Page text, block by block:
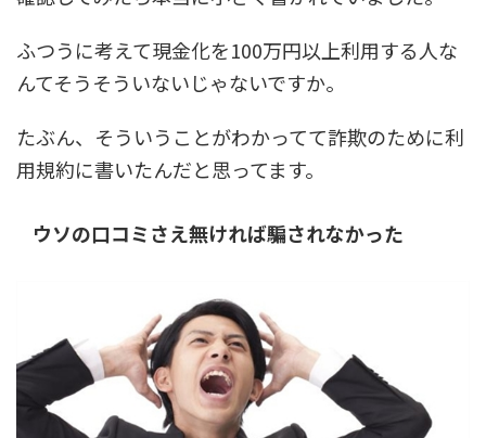
ふつうに考えて現金化を100万円以上利用する人な
んてそうそういないじゃないですか。
たぶん、そういうことがわかってて詐欺のために利
用規約に書いたんだと思ってます。
ウソの口コミさえ無ければ騙されなかった